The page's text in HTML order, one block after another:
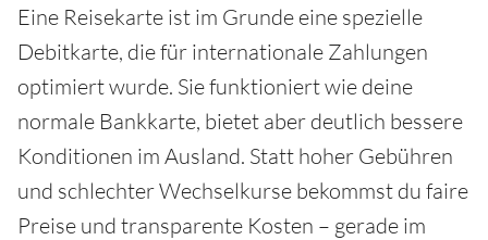
Eine Reisekarte ist im Grunde eine spezielle
Debitkarte, die für internationale Zahlungen
optimiert wurde. Sie funktioniert wie deine
normale Bankkarte, bietet aber deutlich bessere
Konditionen im Ausland. Statt hoher Gebühren
und schlechter Wechselkurse bekommst du faire
Preise und transparente Kosten – gerade im